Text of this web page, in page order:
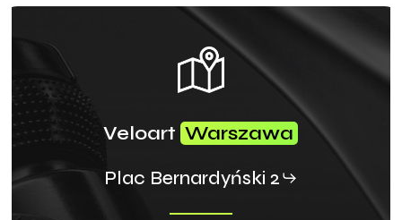
VeloartWarszawa
Plac Bernardyński 2